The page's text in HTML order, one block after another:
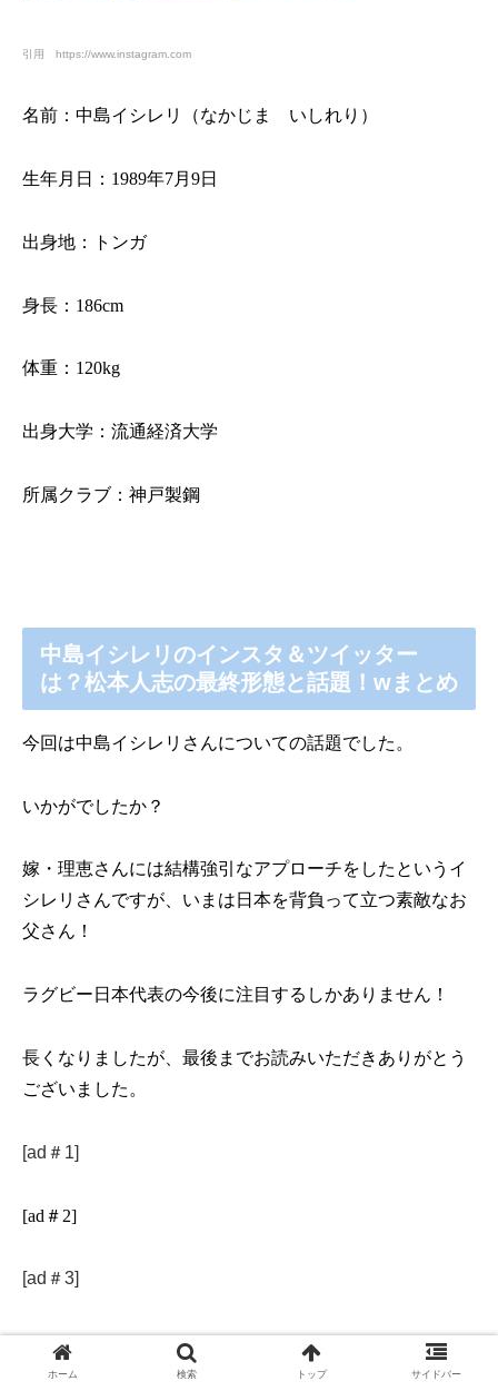
引用 https://www.instagram.com
名前：中島イシレリ（なかじま いしれり）
生年月日： 1989年7月 9日
出身地：トンガ
身長： 186cm
体重： 120kg
出身大学：流通経済大学
所属クラブ：神戸製鋼
中島イシレリのインスタ＆ツイッター
は？松本人志の最終形態と話題！wまとめ
今回は中島イシレリさんについての話題でした。
いかがでしたか？
嫁・理恵さんには結構強引なアプローチをしたというイ
シレリさんですが、いまは日本を背負って立つ素敵なお
父さん！
ラグビー日本代表の今後に注目するしかありません！
長くなりましたが、最後までお読みいただきありがとう
ございました。
[ad＃1]
[ad＃2]
[ad＃3]
関連
ホーム 検索 トップ サイドバー